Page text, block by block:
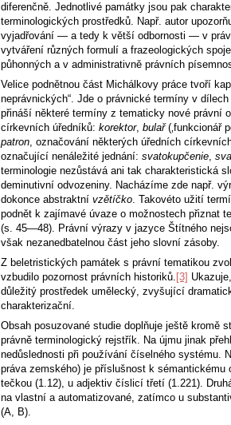
diferenčně. Jednotlivé památky jsou pak
terminologických prostředků. Např. autor
vyjadřování — a tedy k větší odbornosti — v
vytváření různých formulí a frazeologických
půhonných a v administrativně právních
Velice podnětnou část Michálkovy práce tvoří
neprávnických“. Jde o právnické termíny v
přináší některé termíny z tematicky nové právní
církevních úředníků: korektor, bulař(‚funkcionář
patron, označování některých úředních
označující nenáležité jednání: svatokupčenie,
terminologie nezůstává ani tak charakteristická
deminutivní odvozeniny. Nacházíme zde např.
dokonce abstraktní vzětíčko. Takovéto užití
podnět k zajímavé úvaze o možnostech přiznat
(s. 45—48). Právní výrazy v jazyce Štítného
však nezanedbatelnou část jeho slovní zásoby.
Z beletristických památek s právní tematikou
vzbudilo pozornost právních historiků. [3]
důležitý prostředek umělecký, zvyšující
charakterizační.
Obsah posuzované studie doplňuje ještě kromě
právně terminologický rejstřík. Na újmu jinak
nedůslednosti při používání číselného systému.
práva zemského) je příslušnost k
tečkou (1.12), u adjektiv číslicí třetí (1.221).
na vlastní a automatizované, zatímco u
(A, B).